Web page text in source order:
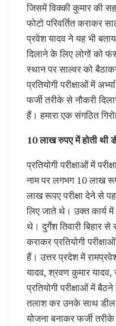
जिसमें विक्की कुमार की
फोटो परिवर्तित कराकर
प्रवेश यादव ने यह भी
दिलाने के लिए लोगों को
स्थान पर साल्वर को
प्रतियोगी परीक्षाओं में
फर्जी तरीके से नौकरी
हैं। हमारा एक संगठित
10 लाख रुपए में होती थी
प्रतियोगी परीक्षाओं में
नाम पर लगभग 10 लाख
लाख रूपए परीक्षा देने से
लिए जाते थे। उक्त कार्य में
थे। दुर्गेश तिवारी बिहार
कराकर प्रतियोगी
हैं। उत्तर प्रदेश में
यादव, श्रवण कुमार यादव,
प्रतियोगी परीक्षाओं में
तलाश कर उनके साथ डील
योजना बनाकर फर्जी तरीके